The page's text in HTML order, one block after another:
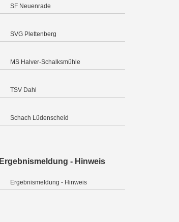
SF Neuenrade
SVG Plettenberg
MS Halver-Schalksmühle
TSV Dahl
Schach Lüdenscheid
Ergebnismeldung - Hinweis
Ergebnismeldung - Hinweis